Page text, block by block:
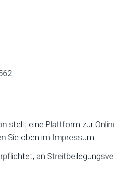
stellt eine Plattform zur
Sie oben im Impressum.
an